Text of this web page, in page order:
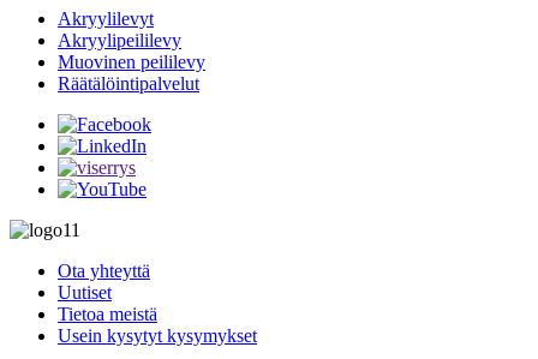
Akryylilevyt
Akryylipeililevy
Muovinen peililevy
Räätälöintipalvelut
Ota yhteyttä
Uutiset
Tietoa meistä
Usein kysytyt kysymykset